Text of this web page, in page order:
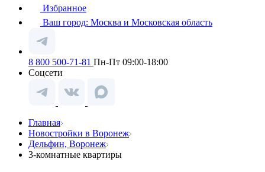
Избранное
Ваш город: Москва и Московская область
8 800 500-71-81 Пн-Пт 09:00-18:00
Соцсети
Главная
Новостройки в Воронеж
Дельфин, Воронеж
3-комнатные квартиры